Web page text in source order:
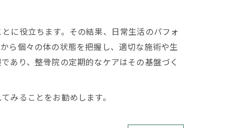
に役立ちます。その結果、日常生活のパフォ
ら個々の体の状態を把握し、適切な施術や生
あり、整骨院の定期的なケアはその基盤づく
みることをお勧めします。